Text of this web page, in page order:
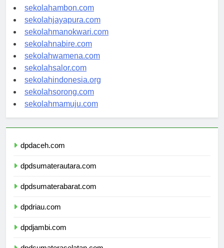
sekolahpontianak.com
sekolahambon.com
sekolahjayapura.com
sekolahmanokwari.com
sekolahnabire.com
sekolahwamena.com
sekolahsalor.com
sekolahindonesia.org
sekolahsorong.com